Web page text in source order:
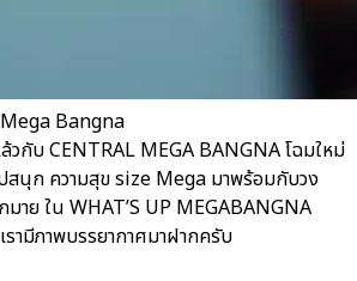
Bangna
วกับ CENTRAL MEGA BANGNA โฉมใหม่
นุก ความสุข size Mega มาพร้อมกับวง
าย ใน WHAT’S UP MEGABANGNA
รามีภาพบรรยากาศมาฝากครับ